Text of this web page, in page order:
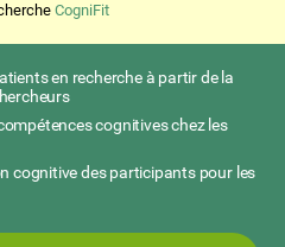
CogniFit
en recherche à partir de la
cognitives chez les
cognitive des participants pour les